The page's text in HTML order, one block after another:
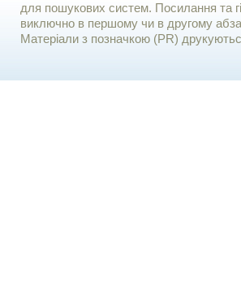
для пошукових систем. Посилання та
виключно в першому чи в другому
Матеріали з позначкою (PR)